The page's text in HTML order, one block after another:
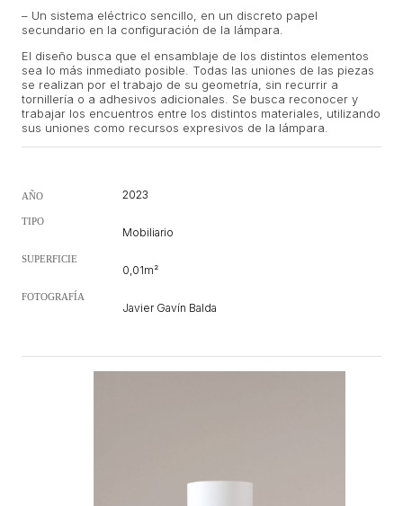
– Un sistema eléctrico sencillo, en un discreto papel
secundario en la configuración de la lámpara.
El diseño busca que el ensamblaje de los distintos elementos
sea lo más inmediato posible. Todas las uniones de las piezas
se realizan por el trabajo de su geometría, sin recurrir a
tornillería o a adhesivos adicionales. Se busca reconocer y
trabajar los encuentros entre los distintos materiales, utilizando
sus uniones como recursos expresivos de la lámpara.
AÑO 2023
TIPO
Mobiliario
SUPERFICIE
0,01m²
FOTOGRAFÍA
Javier Gavín Balda